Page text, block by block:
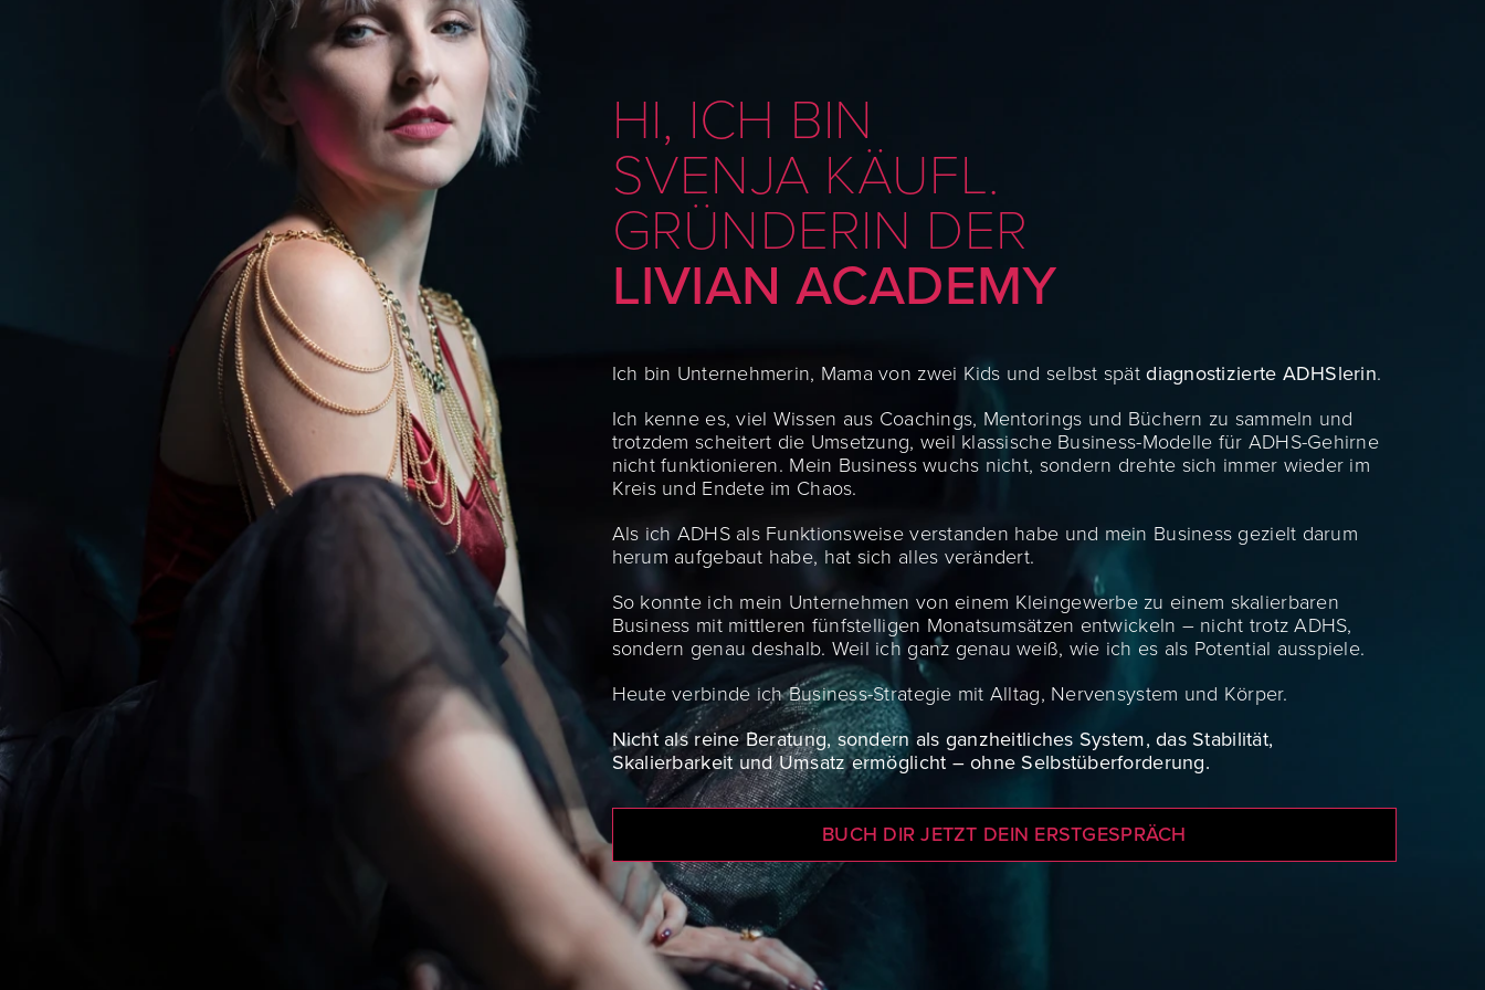
HI, ICH BIN
SVENJA KÄUFL.
GRÜNDERIN DER
LIVIAN ACADEMY
Ich bin Unternehmerin, Mama von zwei Kids und selbst spätdiagnostizierte ADHSlerin.
Ich kenne es, viel Wissen aus Coachings, Mentorings und Büchern zu sammeln und
trotzdem scheitert die Umsetzung, weil klassische Business-Modelle für ADHS-Gehirne
nicht funktionieren. Mein Business wuchs nicht, sondern drehte sich immer wieder im
Kreis und Endete im Chaos.
Als ich ADHS als Funktionsweise verstanden habe und mein Business gezielt darum
herum aufgebaut habe, hat sich alles verändert.
So konnte ich mein Unternehmen von einem Kleingewerbe zu einem skalierbaren
Business mit mittleren fünfstelligen Monatsumsätzen entwickeln – nicht trotz ADHS,
sondern genau deshalb. Weil ich ganz genau weiß, wie ich es als Potential ausspiele.
Heute verbinde ich Business-Strategie mit Alltag, Nervensystem und Körper.
Nicht als reine Beratung, sondern als ganzheitliches System, das Stabilität,
Skalierbarkeit und Umsatz ermöglicht – ohne Selbstüberforderung.
BUCH DIR JETZT DEIN ERSTGESPRÄCH